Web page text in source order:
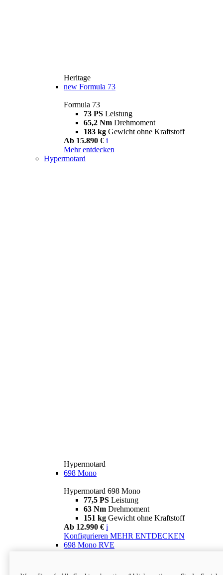
Heritage
new Formula 73
Formula 73
73 PS Leistung
65,2 Nm Drehmoment
183 kg Gewicht ohne Kraftstoff
Ab 15.890 € i
Mehr entdecken
Hypermotard
Hypermotard
698 Mono
Hypermotard 698 Mono
77,5 PS Leistung
63 Nm Drehmoment
151 kg Gewicht ohne Kraftstoff
Ab 12.990 € i
Konfigurieren MEHR ENTDECKEN
698 Mono RVE
77,5 PS
Leistung